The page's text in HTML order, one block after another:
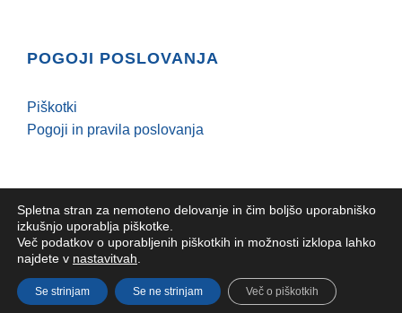
POGOJI POSLOVANJA
Piškotki
Pogoji in pravila poslovanja
YHD |Epacka spletni marketing
FacebookYouTube
Spletna stran za nemoteno delovanje in čim boljšo uporabniško
izkušnjo uporablja piškotke.
Več podatkov o uporabljenih piškotkih in možnosti izklopa lahko
najdete v nastavitvah
Se strinjam Se ne strinjam Več o piškotkih